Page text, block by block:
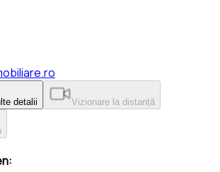
detalii Vizionare la distanță